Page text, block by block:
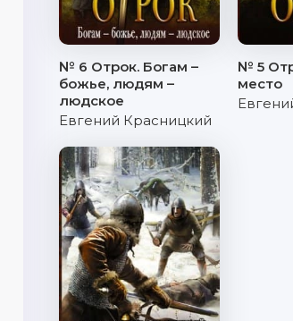
№ 6 Отрок. Богам –
божье, людям –
людское
Евгений Красницкий
№ 5
место